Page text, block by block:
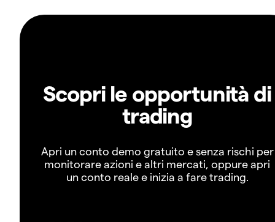
Scopri le opportunità di
trading
Apri un conto demo gratuito e senza rischi per
monitorare azioni e altri mercati, oppure apri
un conto reale e inizia a fare trading.